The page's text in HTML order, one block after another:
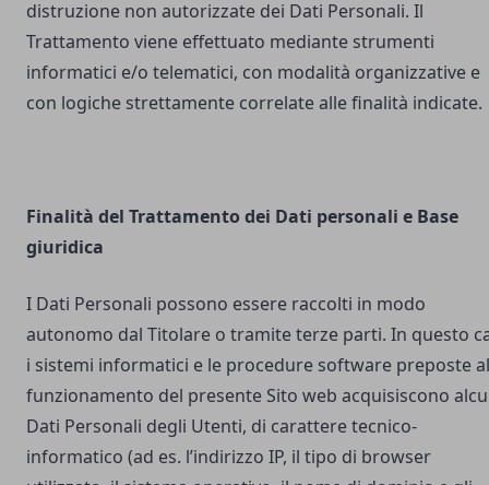
distruzione non autorizzate dei Dati Personali. Il
Trattamento viene effettuato mediante strumenti
informatici e/o telematici, con modalità organizzative e
con logiche strettamente correlate alle finalità indicate.
Finalità del Trattamento dei Dati personali e Base
giuridica
I Dati Personali possono essere raccolti in modo
autonomo dal Titolare o tramite terze parti. In questo
i sistemi informatici e le procedure software preposte al
funzionamento del presente Sito web acquisiscono
Dati Personali degli Utenti, di carattere tecnico-
informatico (ad es. l’indirizzo IP, il tipo di browser